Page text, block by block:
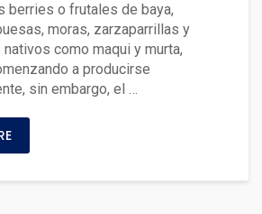
berries o frutales de baya,
moras, zarzaparrillas y
como maqui y murta,
a producirse
sin embargo, el …